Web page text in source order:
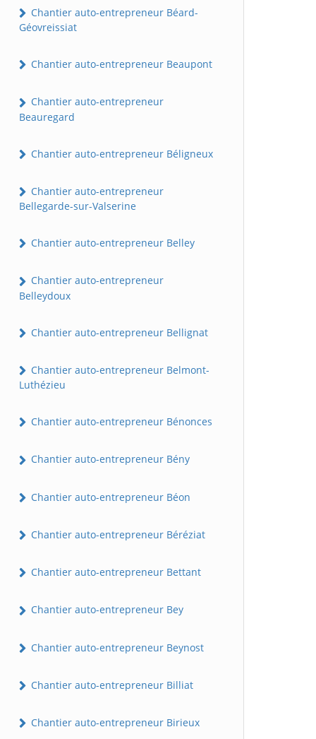
Chantier auto-entrepreneur Béard-
Géovreissiat
Chantier auto-entrepreneur Beaupont
Chantier auto-entrepreneur
Beauregard
Chantier auto-entrepreneur Béligneux
Chantier auto-entrepreneur
Bellegarde-sur-Valserine
Chantier auto-entrepreneur Belley
Chantier auto-entrepreneur
Belleydoux
Chantier auto-entrepreneur Bellignat
Chantier auto-entrepreneur Belmont-
Luthézieu
Chantier auto-entrepreneur Bénonces
Chantier auto-entrepreneur Bény
Chantier auto-entrepreneur Béon
Chantier auto-entrepreneur Béréziat
Chantier auto-entrepreneur Bettant
Chantier auto-entrepreneur Bey
Chantier auto-entrepreneur Beynost
Chantier auto-entrepreneur Billiat
Chantier auto-entrepreneur Birieux